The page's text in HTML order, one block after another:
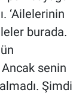
‘Ailelerinin
burada.
Ancak senin
Şimdi